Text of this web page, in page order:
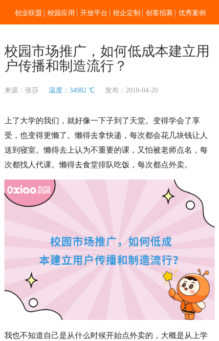
创业联盟 校园应用 开放平台 校企定制 创客招募 优秀案例
校园市场推广，如何低成本建立用
户传播和制造流行？
来源：张莎 温度：34982 ℃ 发布：2018-04-20
上了大学的我们，就好像一下子到了天堂。变得学会了享
受，也变得更懒了。懒得去拿快递，每次都会花几块钱让人
送到寝室。懒得去上认为不重要的课，又怕被老师点名，每
次都找人代课。懒得去食堂排队吃饭，每次都点外卖。
我也不知道自己是从什么时候开始点外卖的，大概是从上学